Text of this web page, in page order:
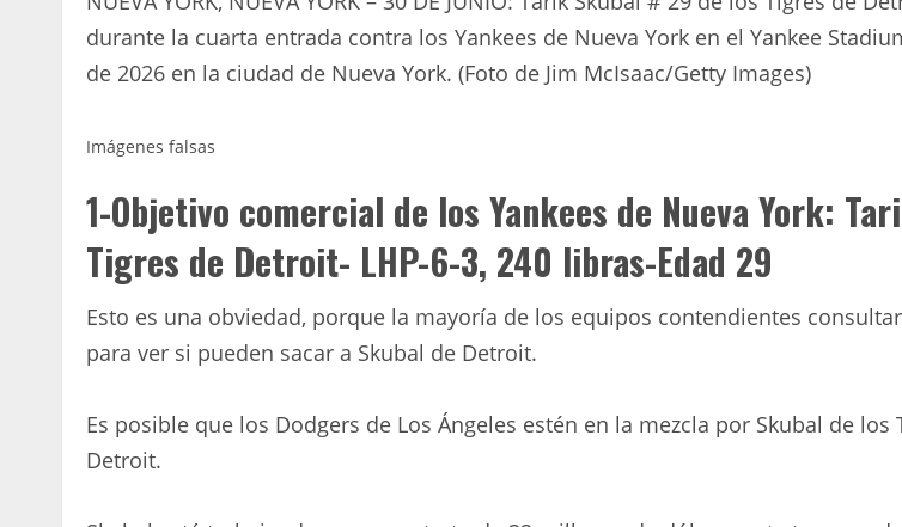
durante la cuarta entrada contra los Yankees de Nueva York en el Yankee
de 2026 en la ciudad de Nueva York. (Foto de Jim McIsaac/Getty Images)
Imágenes falsas
1-Objetivo comercial de los Yankees de Nueva York:
Tigres de Detroit- LHP-6-3, 240 libras-Edad 29
Esto es una obviedad, porque la mayoría de los equipos contendientes
para ver si pueden sacar a Skubal de Detroit.
Es posible que los Dodgers de Los Ángeles estén en la mezcla por Skubal de los
Detroit.